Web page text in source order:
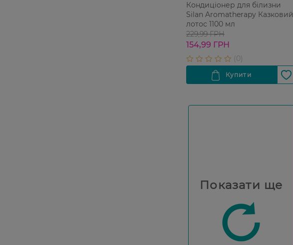
Кондиціонер для білизни
Silan Aromatherapy Казковий
лотос 1100 мл
229,99 ГРН
154,99 ГРН
Показати ще